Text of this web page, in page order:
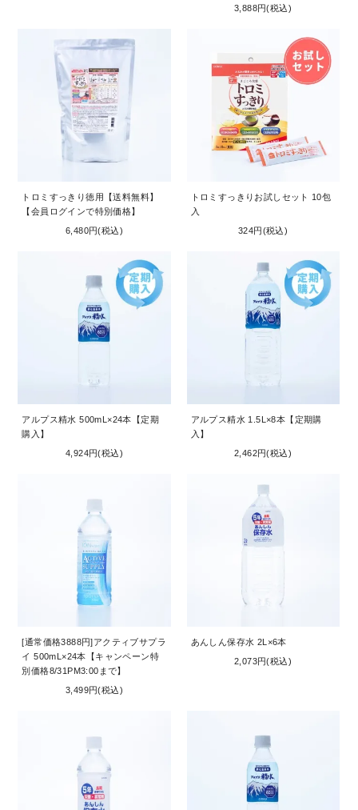
3,888円(税込)
トロミすっきり徳用【送料無料】
【会員ログインで特別価格】
6,480円(税込)
トロミすっきりお試しセット 10包
入
324円(税込)
アルプス精水 500mL×24本【定期
購入】
4,924円(税込)
アルプス精水 1.5L×8本【定期購
入】
2,462円(税込)
[通常価格3888円]アクティブサプラ
イ 500mL×24本【キャンペーン特
別価格8/31PM3:00まで】
3,499円(税込)
あんしん保存水 2L×6本
2,073円(税込)